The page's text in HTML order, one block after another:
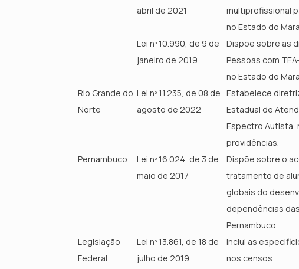
abril de 2021
multiprofissional
no Estado do
Lei nº 10.990, de 9 de
janeiro de 2019
Dispõe sobre as
Pessoas com
no Estado do
Rio Grande do
Norte
Lei nº 11.235, de 08 de
agosto de 2022
Estabelece
Estadual de
Espectro Autista,
providências.
Pernambuco
Lei nº 16.024, de 3 de
maio de 2017
Dispõe sobre o
tratamento de
globais do
dependências
Pernambuco.
Legislação
Federal
Lei nº 13.861, de 18 de
julho de 2019
Inclui as
nos censos